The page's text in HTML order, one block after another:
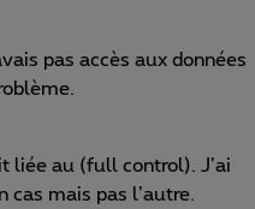
pas accès aux données
liée au (full control). J’ai
mais pas l’autre.